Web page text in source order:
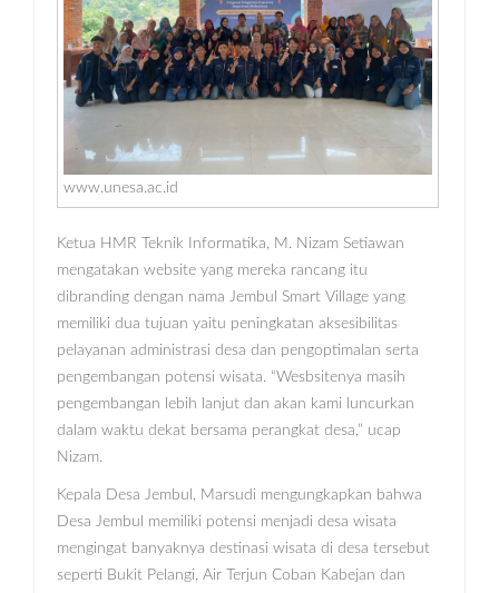
www.unesa.ac.id
Ketua HMR Teknik Informatika, M. Nizam Setiawan
mengatakan website yang mereka rancang itu
dibranding dengan nama Jembul Smart Village yang
memiliki dua tujuan yaitu peningkatan aksesibilitas
pelayanan administrasi desa dan pengoptimalan serta
pengembangan potensi wisata. “Wesbsitenya masih
pengembangan lebih lanjut dan akan kami luncurkan
dalam waktu dekat bersama perangkat desa,” ucap
Nizam.
Kepala Desa Jembul, Marsudi mengungkapkan bahwa
Desa Jembul memiliki potensi menjadi desa wisata
mengingat banyaknya destinasi wisata di desa tersebut
seperti Bukit Pelangi, Air Terjun Coban Kabejan dan